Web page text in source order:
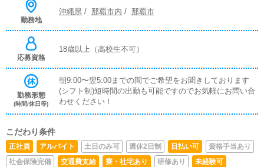
勤務地
沖縄県/ 那覇市内 / 那覇市
応募資格
18歳以上（高校生不可）
勤務形態
(時間/休日等)
朝9:00〜翌5:00までの間でご希望をお聞きしております
(シフト制)短時間の出勤も可能ですのでお気軽にお問い合
わせください！
こだわり条件
正社員 アルバイト 土日のみ可 週休2日制 日払い可
資格手当あり
社会保険完備
交通費支給 寮・社宅あり 研修あり
未経験可